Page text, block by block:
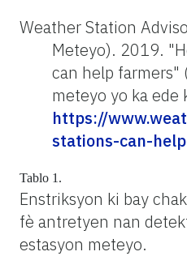
Weather Station
Meteyo). 2019.
can help farmers"
meteyo yo ka ede
https://
stations-can-
Tablo 1.
Enstriksyon ki bay
fè antretyen nan
estasyon meteyo.